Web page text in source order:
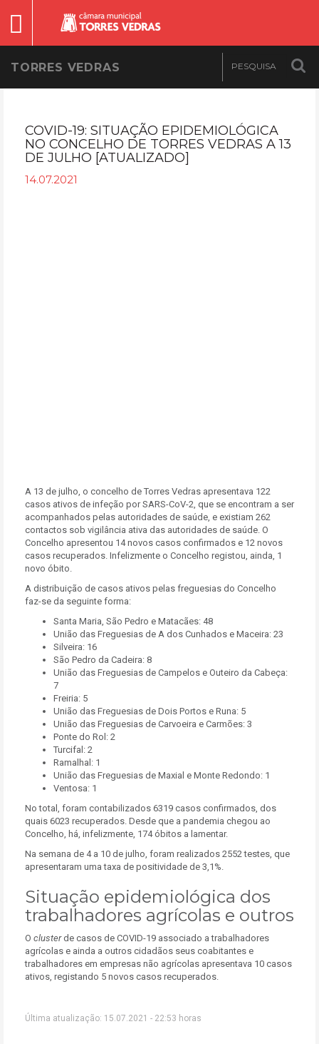
TORRES VEDRAS
COVID-19: SITUAÇÃO EPIDEMIOLÓGICA
NO CONCELHO DE TORRES VEDRAS A 13
DE JULHO [ATUALIZADO]
14.07.2021
A 13 de julho, o concelho de Torres Vedras apresentava 122
casos ativos de infeção por SARS-CoV-2, que se encontram a ser
acompanhados pelas autoridades de saúde, e existiam 262
contactos sob vigilância ativa das autoridades de saúde. O
Concelho apresentou 14 novos casos confirmados e 12 novos
casos recuperados. Infelizmente o Concelho registou, ainda, 1
novo óbito.
A distribuição de casos ativos pelas freguesias do Concelho
faz-se da seguinte forma:
Santa Maria, São Pedro e Matacães: 48
União das Freguesias de A dos Cunhados e Maceira: 23
Silveira: 16
São Pedro da Cadeira: 8
União das Freguesias de Campelos e Outeiro da Cabeça:
7
Freiria: 5
União das Freguesias de Dois Portos e Runa: 5
União das Freguesias de Carvoeira e Carmões: 3
Ponte do Rol: 2
Turcifal: 2
Ramalhal: 1
União das Freguesias de Maxial e Monte Redondo: 1
Ventosa: 1
No total, foram contabilizados 6319 casos confirmados, dos
quais 6023 recuperados. Desde que a pandemia chegou ao
Concelho, há, infelizmente, 174 óbitos a lamentar.
Na semana de 4 a 10 de julho, foram realizados 2552 testes, que
apresentaram uma taxa de positividade de 3,1%.
Situação epidemiológica dos
trabalhadores agrícolas e outros
O clusterde casos de COVID-19 associado a trabalhadores
agrícolas e ainda a outros cidadãos seus coabitantes e
trabalhadores em empresas não agrícolas apresentava 10 casos
ativos, registando 5 novos casos recuperados.
Última atualização: 15.07.2021 - 22:53 horas